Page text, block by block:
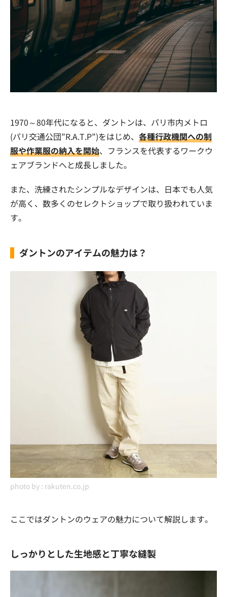
1970～80年代になると、ダントンは、パリ市内メトロ
(パリ交通公団”R.A.T.P”)をはじめ、 各種行政機関への制
服や作業服の納入を開始、フランスを代表するワークウ
ェアブランドへと成長しました。
また、洗練されたシンプルなデザインは、日本でも人気
が高く、数多くのセレクトショップで取り扱われていま
す。
ダントンのアイテムの魅力は？
photo by : rakuten.co.jp
ここではダントンのウェアの魅力について解説します。
しっかりとした生地感と丁寧な縫製